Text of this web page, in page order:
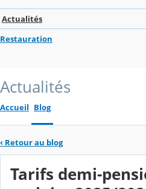
Actualités
Restauration
Actualités
Accueil Blog
‹ Retour au blog
Tarifs demi-